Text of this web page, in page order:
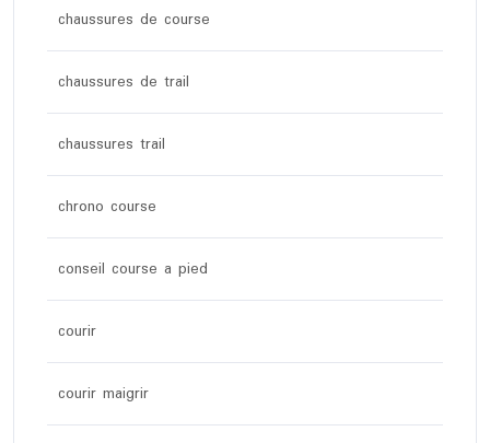
chaussures de course
chaussures de trail
chaussures trail
chrono course
conseil course a pied
courir
courir maigrir